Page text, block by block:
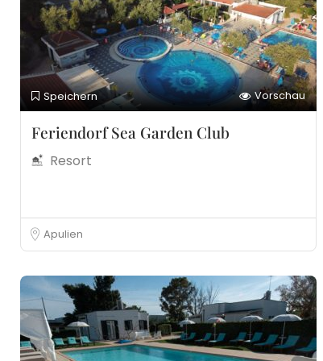
Speichern Vorschau
Feriendorf Sea Garden Club
Resort
Apulien